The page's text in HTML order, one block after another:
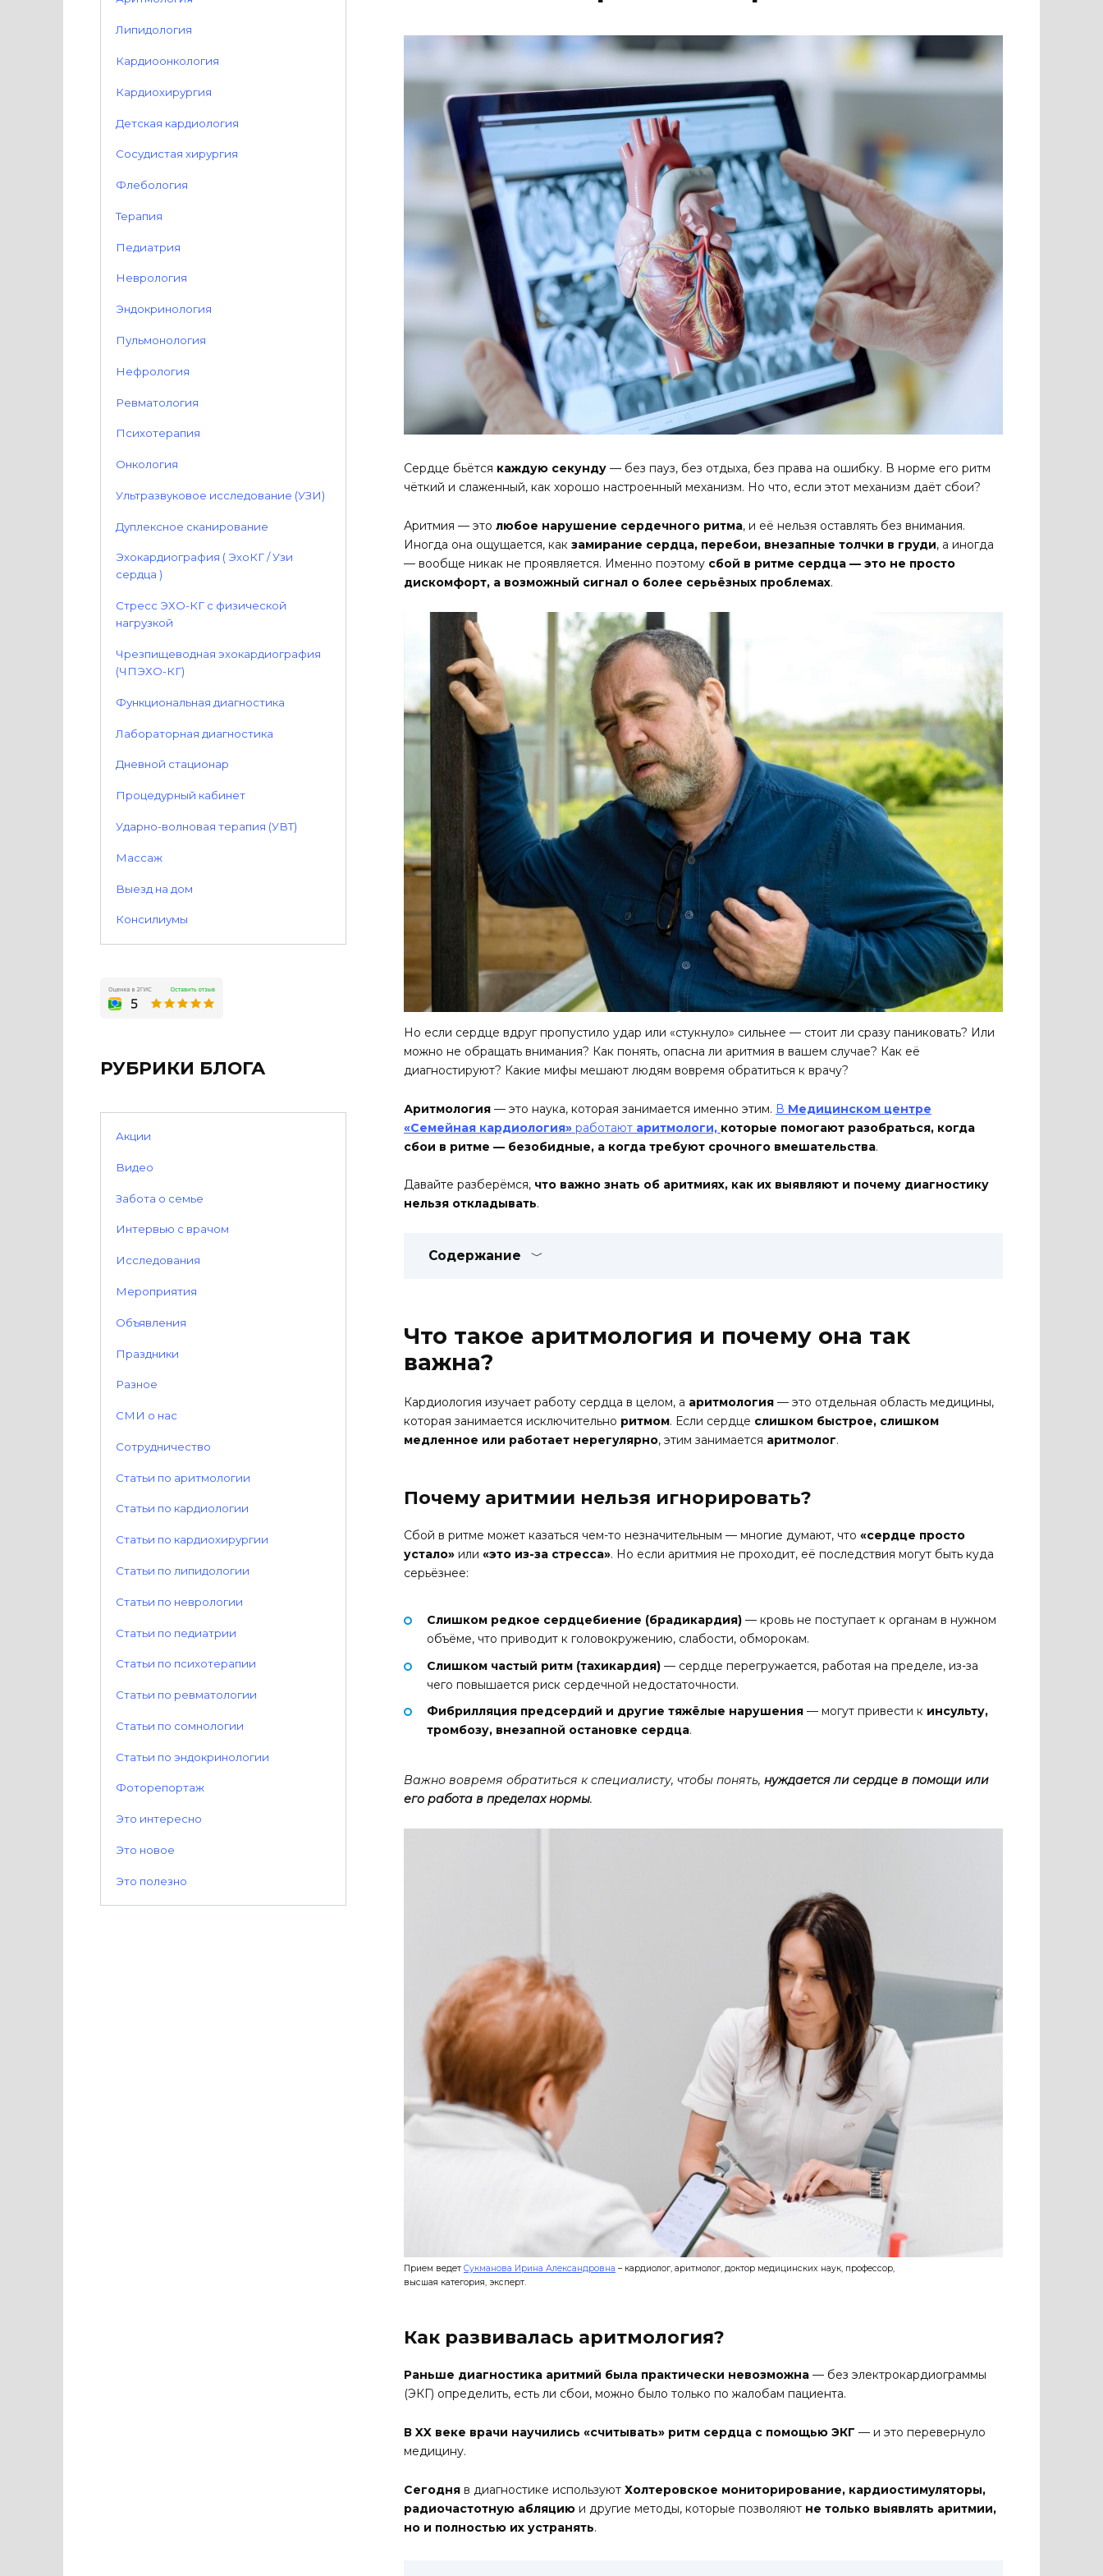
Сердце бьётся каждую секунду — без пауз, без отдыха, без права на ошибку. В норме его ритм
чёткий и слаженный, как хорошо настроенный механизм. Но что, если этот механизм даёт сбои?
Аритмия — это любое нарушение сердечного ритма, и её нельзя оставлять без внимания.
Иногда она ощущается, как замирание сердца, перебои, внезапные толчки в груди, а иногда
— вообще никак не проявляется. Именно поэтому сбой в ритме сердца — это не просто
дискомфорт, а возможный сигнал о более серьёзных проблемах.
Но если сердце вдруг пропустило удар или «стукнуло» сильнее — стоит ли сразу паниковать? Или
можно не обращать внимания? Как понять, опасна ли аритмия в вашем случае? Как её
диагностируют? Какие мифы мешают людям вовремя обратиться к врачу?
Аритмология — это наука, которая занимается именно этим. В Медицинском центре
«Семейная кардиология» работают аритмологи, которые помогают разобраться, когда
сбои в ритме — безобидные, а когда требуют срочного вмешательства.
Давайте разберёмся, что важно знать об аритмиях, как их выявляют и почему диагностику
нельзя откладывать.
Содержание
Что такое аритмология и почему она так
важна?
Кардиология изучает работу сердца в целом, а аритмология — это отдельная область медицины,
которая занимается исключительно ритмом. Если сердце слишком быстрое, слишком
медленное или работает нерегулярно, этим занимается аритмолог.
Почему аритмии нельзя игнорировать?
Сбой в ритме может казаться чем-то незначительным — многие думают, что «сердце просто
устало» или «это из-за стресса». Но если аритмия не проходит, её последствия могут быть куда
серьёзнее:
Слишком редкое сердцебиение (брадикардия) — кровь не поступает к органам в нужном
объёме, что приводит к головокружению, слабости, обморокам.
Слишком частый ритм (тахикардия) — сердце перегружается, работая на пределе, из-за
чего повышается риск сердечной недостаточности.
Фибрилляция предсердий и другие тяжёлые нарушения — могут привести к инсульту,
тромбозу, внезапной остановке сердца.
Важно вовремя обратиться к специалисту, чтобы понять, нуждается ли сердце в помощи или
его работа в пределах нормы.
Прием ведет Сукманова Ирина Александровна – кардиолог, аритмолог, доктор медицинских наук, профессор,
высшая категория, эксперт.
Как развивалась аритмология?
Раньше диагностика аритмий была практически невозможна — без электрокардиограммы
(ЭКГ) определить, есть ли сбои, можно было только по жалобам пациента.
В XX веке врачи научились «считывать» ритм сердца с помощью ЭКГ — и это перевернуло
медицину.
Сегодня в диагностике используют Холтеровское мониторирование, кардиостимуляторы,
радиочастотную абляцию и другие методы, которые позволяют не только выявлять аритмии,
но и полностью их устранять.
Липидология
Кардиоонкология
Кардиохирургия
Детская кардиология
Сосудистая хирургия
Флебология
Терапия
Педиатрия
Неврология
Эндокринология
Пульмонология
Нефрология
Ревматология
Психотерапия
Онкология
Ультразвуковое исследование (УЗИ)
Дуплексное сканирование
Эхокардиография ( ЭхоКГ / Узи
сердца )
Стресс ЭХО-КГ с физической
нагрузкой
Чрезпищеводная эхокардиография
(ЧПЭХО-КГ)
Функциональная диагностика
Лабораторная диагностика
Дневной стационар
Процедурный кабинет
Ударно-волновая терапия (УВТ)
Массаж
Выезд на дом
Консилиумы
РУБРИКИ БЛОГА
Акции
Видео
Забота о семье
Интервью с врачом
Исследования
Мероприятия
Объявления
Праздники
Разное
СМИ о нас
Сотрудничество
Статьи по аритмологии
Статьи по кардиологии
Статьи по кардиохирургии
Статьи по липидологии
Статьи по неврологии
Статьи по педиатрии
Статьи по психотерапии
Статьи по ревматологии
Статьи по сомнологии
Статьи по эндокринологии
Фоторепортаж
Это интересно
Это новое
Это полезно